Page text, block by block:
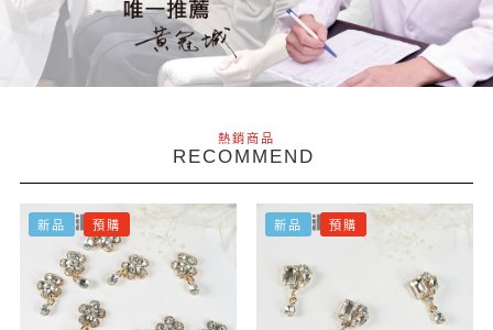
熱銷商品
RECOMMEND
新品 預購 新品 預購